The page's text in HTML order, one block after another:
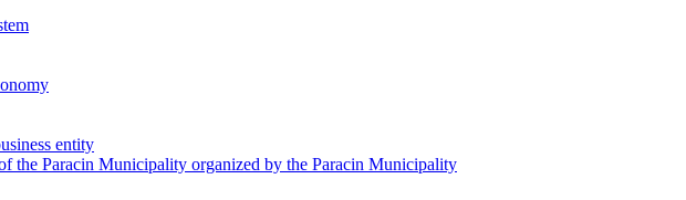
entity
the Paracin Municipality organized by the Paracin Municipality